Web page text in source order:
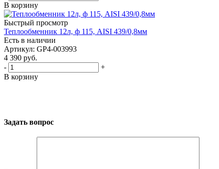
В корзину
Быстрый просмотр
Теплообменник 12л, ф 115, AISI 439/0,8мм
Есть в наличии
Артикул: GP4-003993
4 390 руб.
-
+
В корзину
Задать вопрос